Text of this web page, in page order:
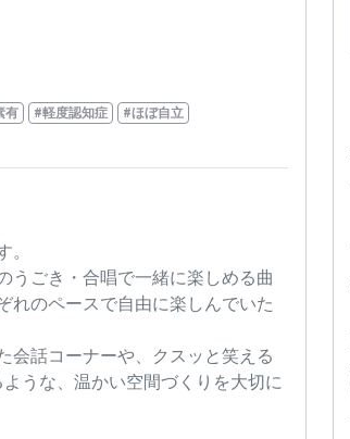
有 #軽度認知症
#ほぼ自立
うごき・合唱で一緒に楽しめる曲
れのペースで自由に楽しんでいた
会話コーナーや、クスッと笑える
うな、温かい空間づくりを大切に